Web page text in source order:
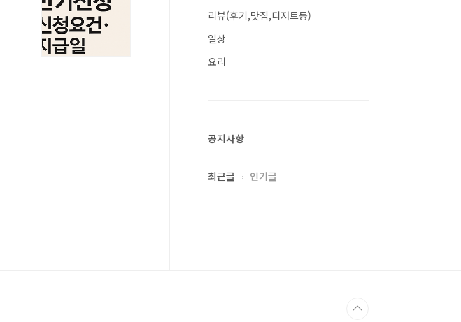
리뷰(후기,맛집,디저트등)
일상
요리
공지사항
최근글 인기글